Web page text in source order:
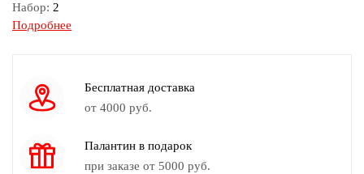
Новинки
Набор: 2
Вес:35гр
Замок браслета: Нет
Вес бус:
Подробнее
Бесплатная доставка
от 4000 руб.
Палантин в подарок
при заказе от 5000 руб.